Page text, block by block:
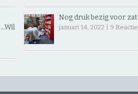
​Wil
Nog druk bezig voor
januari 14, 2022 | 9